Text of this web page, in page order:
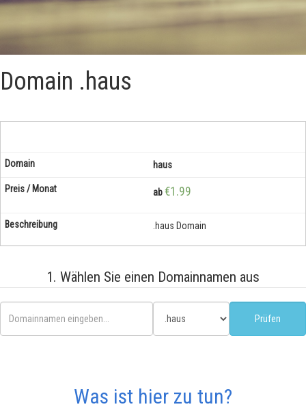
Domain .haus
haus
ab€1.99
.haus Domain
1. Wählen Sie einen Domainnamen aus
Was ist hier zu tun?